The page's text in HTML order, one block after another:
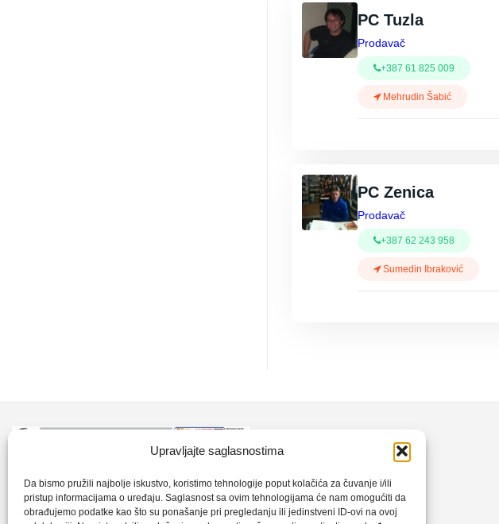
Upravljajte saglasnostima
Da bismo pružili najbolje iskustvo, koristimo tehnologije poput kolačića za čuvanje i/ili
pristup informacijama o uređaju. Saglasnost sa ovim tehnologijama će nam omogućiti da
obrađujemo podatke kao što su ponašanje pri pregledanju ili jedinstveni ID-ovi na ovoj
PC Tuzla
Prodavač
+387 61 825 009
Mehrudin Šabić
PC Zenica
Prodavač
+387 62 243 958
Sumedin Ibraković
CLK-Interpromet d.o.o. posluje u sastavu
grupe SKF distributera od 1996. godine,
+387 35 720 560
clkm@bih.net.ba